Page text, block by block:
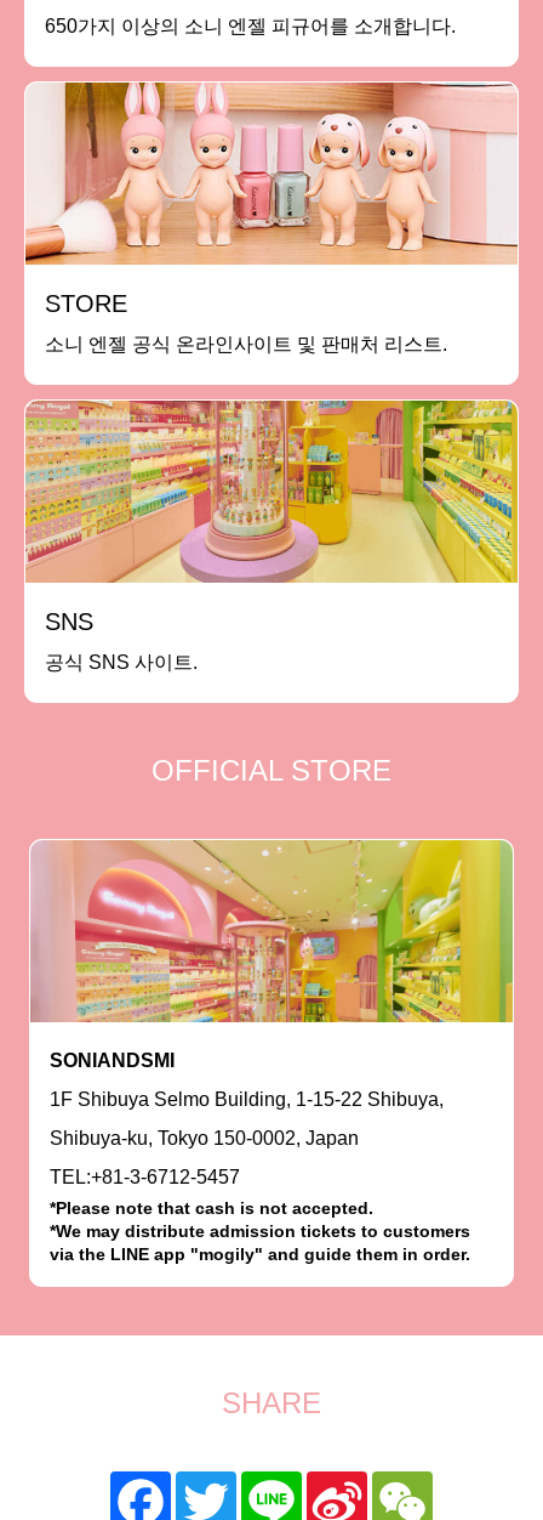
650가지 이상의 소니 엔젤 피규어를 소개합니다.
STORE
소니 엔젤 공식 온라인사이트 및 판매처 리스트.
SNS
공식 SNS 사이트.
OFFICIAL STORE
SONIANDSMI
1F Shibuya Selmo Building, 1-15-22 Shibuya,
Shibuya-ku, Tokyo 150-0002, Japan
TEL:+81-3-6712-5457
*Please note that cash is not accepted.
*We may distribute admission tickets to customers
via the LINE app "mogily" and guide them in order.
SHARE